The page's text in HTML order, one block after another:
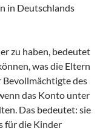
in Deutschlands
zu haben, bedeutet
was die Eltern
des
das Konto unter
Das bedeutet: sie
für die Kinder